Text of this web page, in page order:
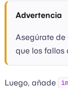
Advertencia
Asegúrate de
que los fallos
Luego, añade